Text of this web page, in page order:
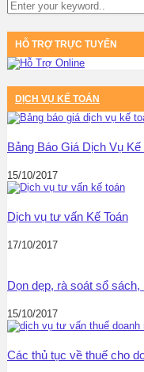
HỖ TRỢ TRỰC TUYẾN
DỊCH VỤ KẾ TOÁN
Bảng Báo Giá Dịch Vụ Kế
15/10/2017
Dịch vụ tư vấn Kế Toán
17/10/2017
Dọn dẹp, rà soát sổ
15/10/2017
Các thủ tục về thuế cho